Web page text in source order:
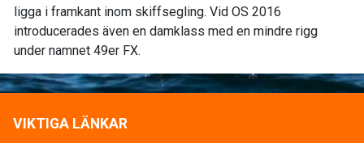
ligga i framkant inom skiffsegling. Vid OS 2016
introducerades även en damklass med en mindre rigg
under namnet 49er FX.
VIKTIGA LÄNKAR